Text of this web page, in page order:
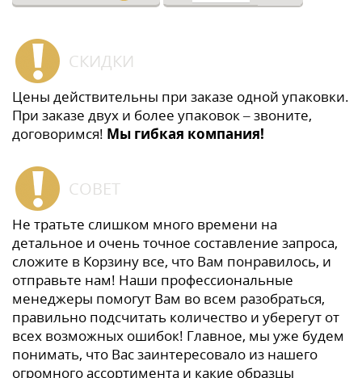
СКИДКИ
Цены действительны при заказе одной упаковки.
При заказе двух и более упаковок – звоните,
договоримся! Мы гибкая компания!
СОВЕТ
Не тратьте слишком много времени на
детальное и очень точное составление запроса,
сложите в Корзину все, что Вам понравилось, и
отправьте нам! Наши профессиональные
менеджеры помогут Вам во всем разобраться,
правильно подсчитать количество и уберегут от
всех возможных ошибок! Главное, мы уже будем
понимать, что Вас заинтересовало из нашего
огромного ассортимента и какие образцы